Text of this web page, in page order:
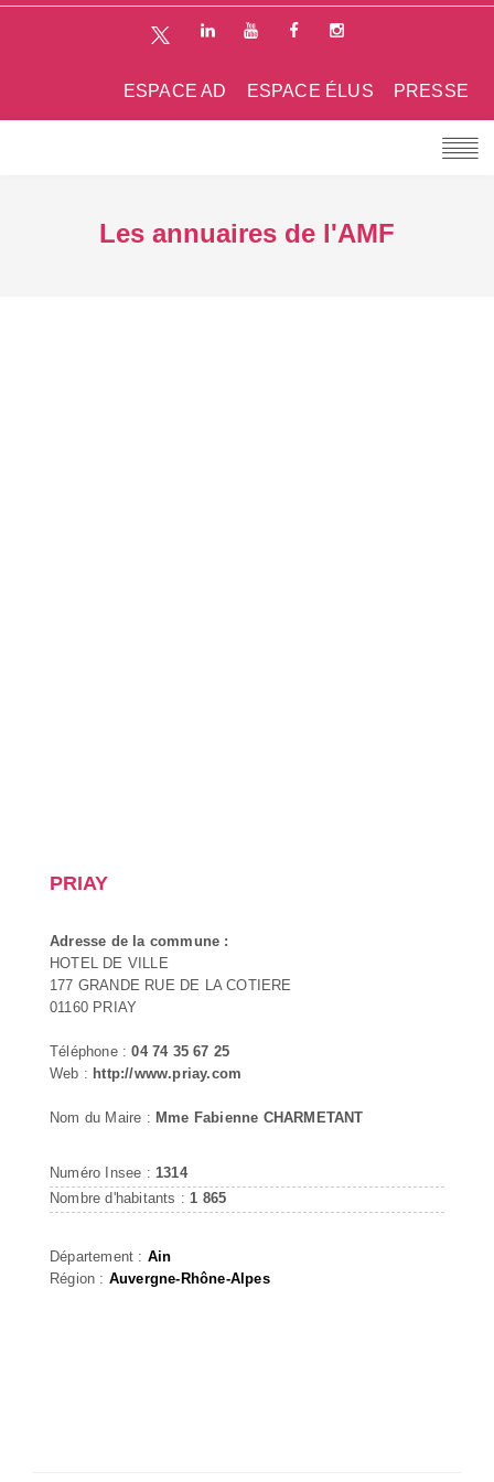
PRESSE
ESPACE ÉLUS
ESPACE AD
Les annuaires de l'AMF
PRIAY
Adresse de la commune :
HOTEL DE VILLE
177 GRANDE RUE DE LA COTIERE
01160 PRIAY
Téléphone :04 74 35 67 25
Web : http://www.priay.com
Nom du Maire : Mme Fabienne CHARMETANT
Numéro Insee : 1314
Nombre d'habitants : 1 865
Département : Ain
Région : Auvergne-Rhône-Alpes